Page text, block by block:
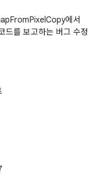
에서
드를 보고하는 버그 수정